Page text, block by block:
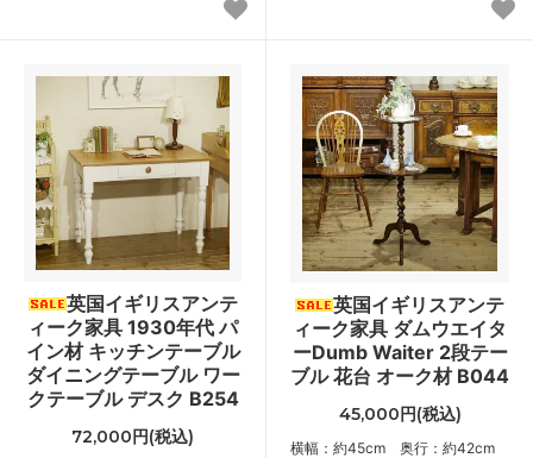
英国イギリスアンテ
ィーク家具 1930年代 パ
イン材 キッチンテーブル
ダイニングテーブル ワー
クテーブル デスク B254
72,000円(税込)
英国イギリスアンテ
ィーク家具 ダムウエイタ
ーDumb Waiter 2段テー
ブル 花台 オーク材 B044
45,000円(税込)
横幅：約45cm 奥行：約42cm